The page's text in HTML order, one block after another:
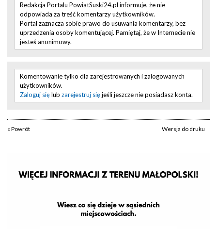
Redakcja Portalu PowiatSuski24.pl informuje, że nie
odpowiada za treść komentarzy użytkowników.
Portal zaznacza sobie prawo do usuwania komentarzy, bez
uprzedzenia osoby komentującej. Pamiętaj, że w Internecie nie
jesteś anonimowy.
Komentowanie tylko dla zarejestrowanych i zalogowanych
użytkowników.
Zaloguj sięlub zarejestruj sięjeśli jeszcze nie posiadasz konta.
« Powrót Wersja do druku